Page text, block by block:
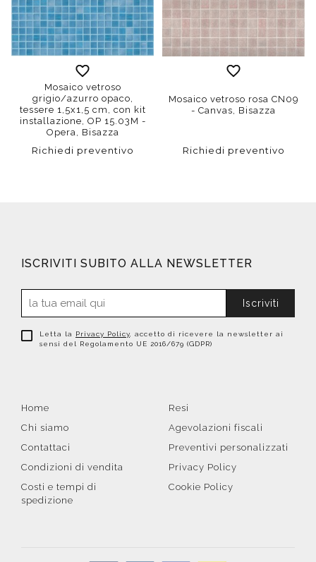
Mosaico vetroso
grigio/azurro opaco,
tessere 1,5x1,5 cm, con kit
installazione, OP 15.03M -
Opera, Bisazza
Richiedi preventivo
Mosaico vetroso rosa CN09
- Canvas, Bisazza
Richiedi preventivo
ISCRIVITI SUBITO ALLA NEWSLETTER
Iscriviti
Letta la Privacy Policy , accetto di ricevere la newsletter ai
sensi del Regolamento UE 2016/679 (GDPR)
Home
Chi siamo
Contattaci
Condizioni di vendita
Costi e tempi di
spedizione
Resi
Agevolazioni fiscali
Preventivi personalizzati
Privacy Policy
Cookie Policy